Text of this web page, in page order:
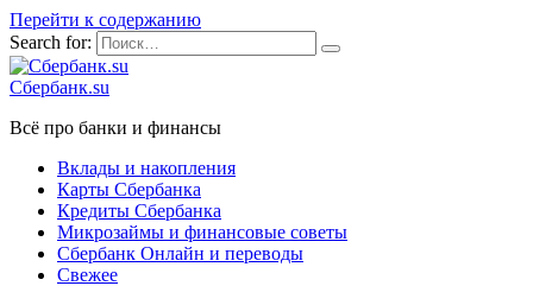
Перейти к содержанию
Search for:
Сбербанк.su
Всё про банки и финансы
Вклады и накопления
Карты Сбербанка
Кредиты Сбербанка
Микрозаймы и финансовые советы
Сбербанк Онлайн и переводы
Свежее